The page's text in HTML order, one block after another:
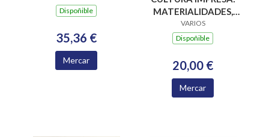
INTERVENCION NO
Dispoñible
35,36 €
Mercar
MATERIALIDADES,
PARADIGMAS E
RETOS EPISTÉMICOS
VARIOS
Dispoñible
20,00 €
Mercar